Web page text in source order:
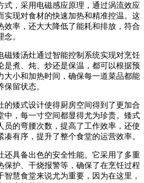
式，采用电磁感应原理，通过涡流效应
实现对食材的快速加热和精准控温。这
效率，还大大降低了能耗和排放，符合
。
磁矮汤灶通过智能控制系统实现对烹饪
是煮、炖、炒还是保温，都可以根据预
大小和加热时间，确保每一道菜品都能
留状态。
的矮式设计使得厨房空间得到了更加合
中，每一寸空间都显得尤为珍贵。矮式
员的弯腰次数，提高了工作效率，还使
有序，提升了整个食堂的运营效率。
还具备出色的安全性能。它采用了多重
保护、干烧报警等，确保了在烹饪过程
智慧食堂来说尤为重要，因为在这里，